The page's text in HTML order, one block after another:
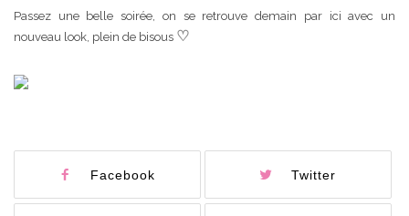
Passez une belle soirée, on se retrouve demain par ici avec un
nouveau look, plein de bisous ♡
Facebook Twitter